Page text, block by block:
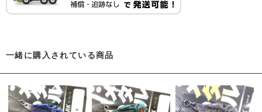
一緒に購入されている商品